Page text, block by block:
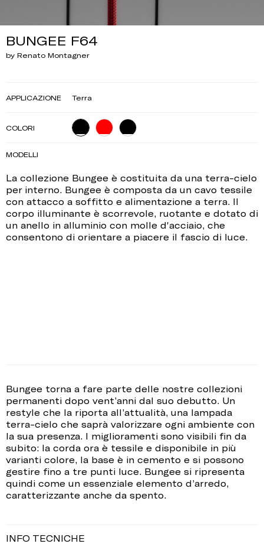
BUNGEE F64
by Renato Montagner
La collezione Bungee è costituita da una terra-cielo
per interno. Bungee è composta da un cavo tessile
con attacco a soffitto e alimentazione a terra. Il
corpo illuminante è scorrevole, ruotante e dotato di
un anello in alluminio con molle d'acciaio, che
consentono di orientare a piacere il fascio di luce.
APPLICAZIONE Terra
COLORI
MODELLI
Bungee torna a fare parte delle nostre collezioni
permanenti dopo vent’anni dal suo debutto. Un
restyle che la riporta all’attualità, una lampada
terra-cielo che saprà valorizzare ogni ambiente con
la sua presenza. I miglioramenti sono visibili fin da
subito: la corda ora è tessile e disponibile in più
varianti colore, la base è in cemento e si possono
gestire fino a tre punti luce. Bungee si ripresenta
quindi come un essenziale elemento d’arredo,
caratterizzante anche da spento.
INFO TECNICHE